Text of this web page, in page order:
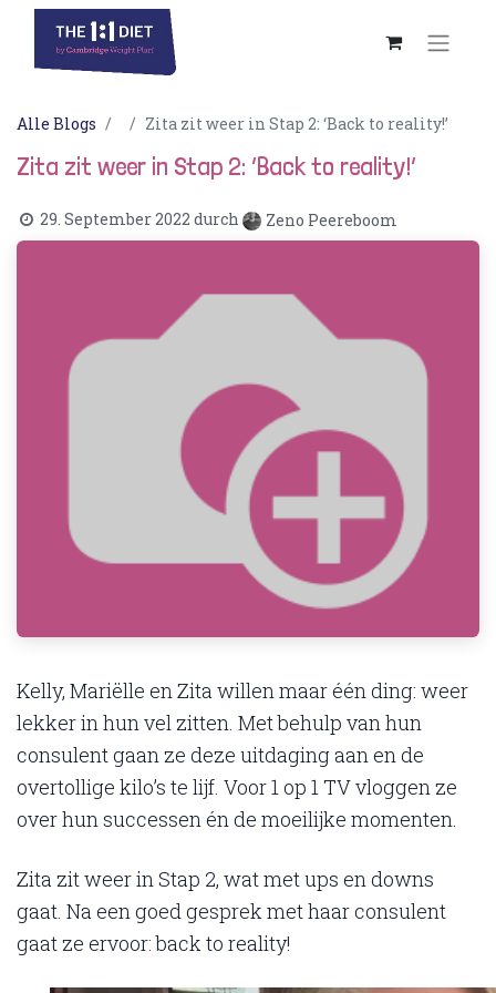
Alle Blogs Zita zit weer in Stap 2: ‘Back to reality!’
Zita zit weer in Stap 2: ‘Back to reality!’
29. September 2022 durch Zeno Peereboom
Kelly, Mariëlle en Zita willen maar één ding: weer
lekker in hun vel zitten. Met behulp van hun
consulent gaan ze deze uitdaging aan en de
overtollige kilo’s te lijf. Voor 1 op 1 TV vloggen ze
over hun successen én de moeilijke momenten.
Zita zit weer in Stap 2, wat met ups en downs
gaat. Na een goed gesprek met haar consulent
gaat ze ervoor: back to reality!